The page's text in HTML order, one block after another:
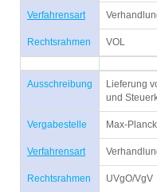
Verfahrensart
Rechtsrahmen VOL
Ausschreibung
Lieferung
und
Vergabestelle Max-
Verfahrensart
Rechtsrahmen UVgO/VgV